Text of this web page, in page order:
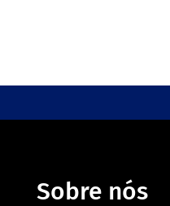
Sobre nós